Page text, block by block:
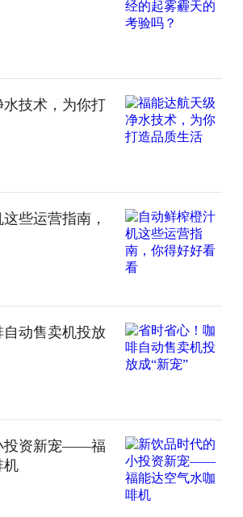
技术，为你打
些运营指南，
动售卖机投放
投资新宠——福
机